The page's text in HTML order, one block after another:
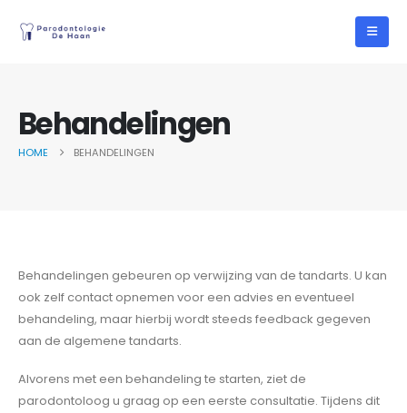
Behandelingen
HOME BEHANDELINGEN
Behandelingen gebeuren op verwijzing van de tandarts. U kan
ook zelf contact opnemen voor een advies en eventueel
behandeling, maar hierbij wordt steeds feedback gegeven
aan de algemene tandarts.
Alvorens met een behandeling te starten, ziet de
parodontoloog u graag op een eerste consultatie. Tijdens dit